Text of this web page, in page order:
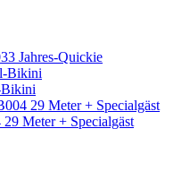
Jahres-Quickie
Bikini
29 Meter + Specialgäst
Meter + Specialgäst